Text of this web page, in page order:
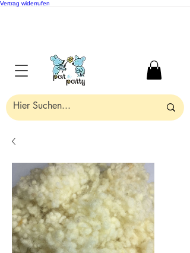
Vertrag widerrufen